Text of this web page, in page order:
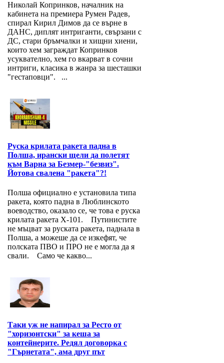
Николай Копринков, началник на
кабинета на премиера Румен Радев,
спирал Кирил Димов да се върне в
ДАНС, диплят интриганти, свързани с
ДС, стари бръмчалки и хищни хиени,
които хем заграждат Копринков
усуквателно, хем го вкарват в сочни
интриги, класика в жанра за шесташки
"гестаповци". ...
Руска крилата ракета падна в
Полша, ирански щели да полетят
към Варна за Безмер-"безвиз".
Йотова свалена "ракета"?!
Полша официално е установила типа
ракета, която падна в Люблинското
воеводство, оказало се, че това е руска
крилата ракета Х-101. Путинистите
не мъцват за руската ракета, паднала в
Полша, а можеше да се изкефят, че
полската ПВО и ПРО не е могла да я
свали. Само че какво...
Таки уж не напирал за Ресто от
"хоризонтски" за кеша за
контейнерите. Редял договорка с
"Гърнетата", ама друг път